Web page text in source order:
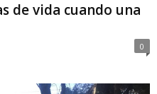
de vida cuando una
0